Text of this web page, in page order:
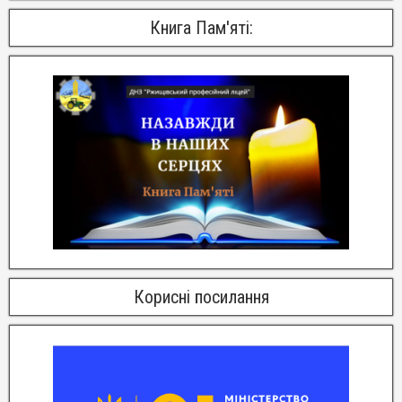
Книга Пам'яті:
Корисні посилання